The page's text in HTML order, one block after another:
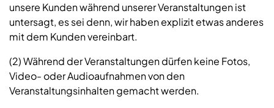
unsere Kunden während unserer Veranstaltungen ist
untersagt, es sei denn, wir haben explizit etwas anderes
mit dem Kunden vereinbart.
(2) Während der Veranstaltungen dürfen keine Fotos,
Video- oder Audioaufnahmen von den
Veranstaltungsinhalten gemacht werden.